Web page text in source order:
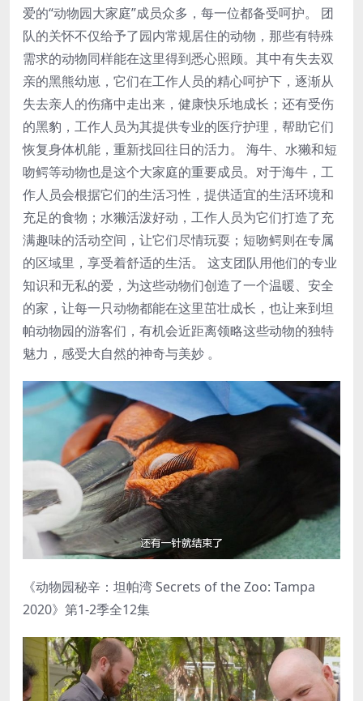
爱的“动物园大家庭”成员众多，每一位都备受呵护。 团
队的关怀不仅给予了园内常规居住的动物，那些有特殊
需求的动物同样能在这里得到悉心照顾。其中有失去双
亲的黑熊幼崽，它们在工作人员的精心呵护下，逐渐从
失去亲人的伤痛中走出来，健康快乐地成长；还有受伤
的黑豹，工作人员为其提供专业的医疗护理，帮助它们
恢复身体机能，重新找回往日的活力。 海牛、水獭和短
吻鳄等动物也是这个大家庭的重要成员。对于海牛，工
作人员会根据它们的生活习性，提供适宜的生活环境和
充足的食物；水獭活泼好动，工作人员为它们打造了充
满趣味的活动空间，让它们尽情玩耍；短吻鳄则在专属
的区域里，享受着舒适的生活。 这支团队用他们的专业
知识和无私的爱，为这些动物们创造了一个温暖、安全
的家，让每一只动物都能在这里茁壮成长，也让来到坦
帕动物园的游客们，有机会近距离领略这些动物的独特
魅力，感受大自然的神奇与美妙 。
《动物园秘辛：坦帕湾 Secrets of the Zoo: Tampa
2020》第1-2季全12集